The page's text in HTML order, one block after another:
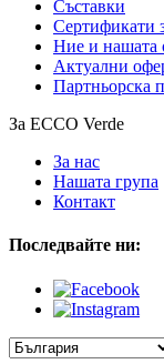
Съставки
Сертификати
Ние и нашата
Актуални
Партньорска
За ECCO Verde
За нас
Нашата група
Контакт
Последвайте ни: